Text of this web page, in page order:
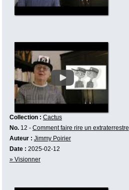
Collection : Cactus
No.12 - Comment faire rire un extraterrestre
Auteur : Jimmy Poirier
Date : 2025-02-12
» Visionner